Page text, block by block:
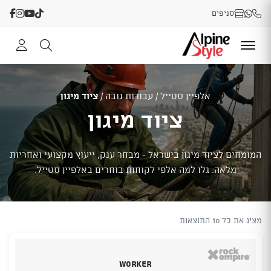
סניפים
אלפיין סטייל/ עבודות גובה /ציוד מיגון
ציוד מיגון
המומחים לציוד מיגון בישראל - מבחר ענק, ייעוץ מקצועי ואחריות
מלאה. גלו למה אלפי לקוחות בוחרים באלפיין סטייל.
מציג את כל 10 התוצאות
Worker